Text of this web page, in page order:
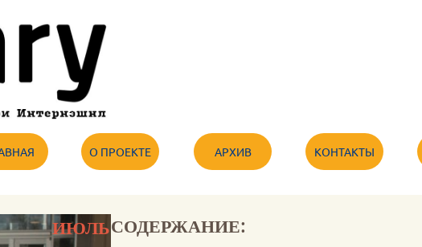
О ПРОЕКТЕ АРХИВ КОНТАКТЫ
СОДЕРЖАНИЕ:
ИЮЛЬ